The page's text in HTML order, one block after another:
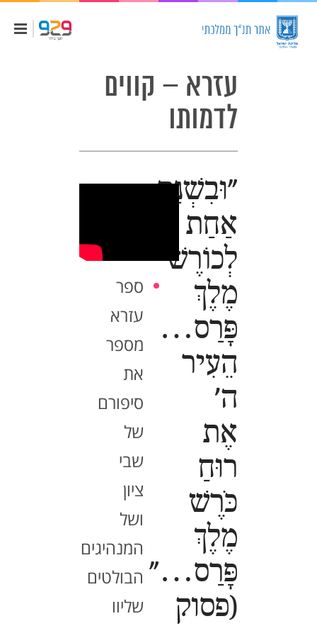
עזרא – קווים
לדמותו
"וּבִשְׁנַת
אַחַת
לְכוֹרֶשׁ
מֶלֶךְ
פָּרַס…
הֵעִיר
ה'
אֶת
רוּחַ
כֹּרֶשׁ
מֶלֶךְ
פָּרַס…"
(פסוק
ספר
עזרא
מספר
את
סיפורם
של
שבי
ציון
ושל
המנהיגים
הבולטים
שליוו